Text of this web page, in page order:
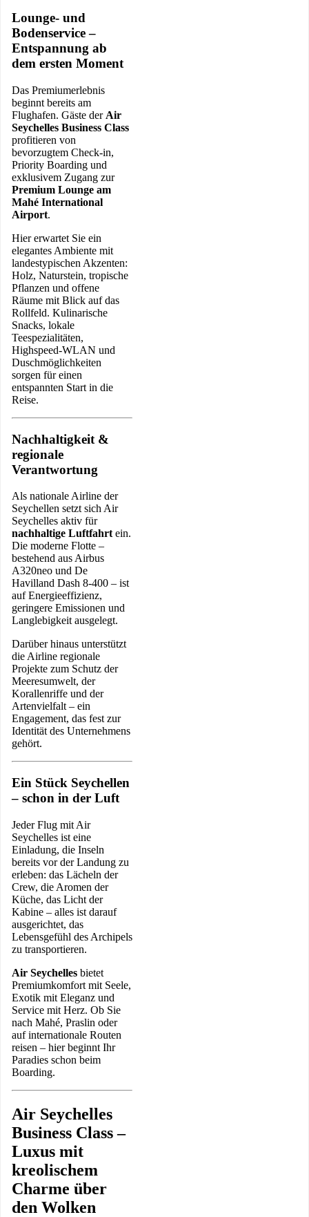
Lounge- und
Bodenservice –
Entspannung ab
dem ersten Moment
Das Premiumerlebnis
beginnt bereits am
Flughafen. Gäste der Air
Seychelles Business Class
profitieren von
bevorzugtem Check-in,
Priority Boarding und
exklusivem Zugang zur
Premium Lounge am
Mahé International
Airport.
Hier erwartet Sie ein
elegantes Ambiente mit
landestypischen Akzenten:
Holz, Naturstein, tropische
Pflanzen und offene
Räume mit Blick auf das
Rollfeld. Kulinarische
Snacks, lokale
Teespezialitäten,
Highspeed-WLAN und
Duschmöglichkeiten
sorgen für einen
entspannten Start in die
Reise.
Nachhaltigkeit &
regionale
Verantwortung
Als nationale Airline der
Seychellen setzt sich Air
Seychelles aktiv für
nachhaltige Luftfahrtein.
Die moderne Flotte –
bestehend aus Airbus
A320neo und De
Havilland Dash 8-400 – ist
auf Energieeffizienz,
geringere Emissionen und
Langlebigkeit ausgelegt.
Darüber hinaus unterstützt
die Airline regionale
Projekte zum Schutz der
Meeresumwelt, der
Korallenriffe und der
Artenvielfalt – ein
Engagement, das fest zur
Identität des Unternehmens
gehört.
Ein Stück Seychellen
– schon in der Luft
Jeder Flug mit Air
Seychelles ist eine
Einladung, die Inseln
bereits vor der Landung zu
erleben: das Lächeln der
Crew, die Aromen der
Küche, das Licht der
Kabine – alles ist darauf
ausgerichtet, das
Lebensgefühl des Archipels
zu transportieren.
Air Seychelles bietet
Premiumkomfort mit Seele,
Exotik mit Eleganz und
Service mit Herz. Ob Sie
nach Mahé, Praslin oder
auf internationale Routen
reisen – hier beginnt Ihr
Paradies schon beim
Boarding.
Air Seychelles
Business Class –
Luxus mit
kreolischem
Charme über
den Wolken